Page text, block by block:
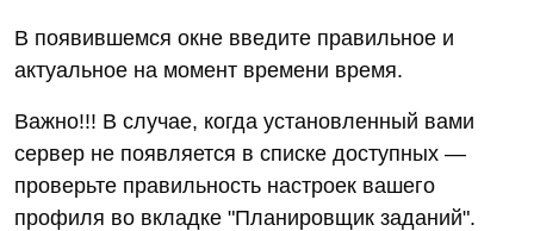
В появившемся окне введите правильное и
актуальное на момент времени время.
Важно!!! В случае, когда установленный вами
сервер не появляется в списке доступных —
проверьте правильность настроек вашего
профиля во вкладке "Планировщик заданий".